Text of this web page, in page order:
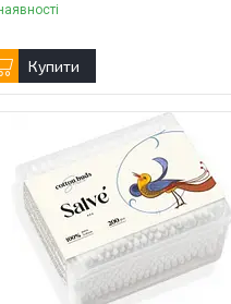
Купити